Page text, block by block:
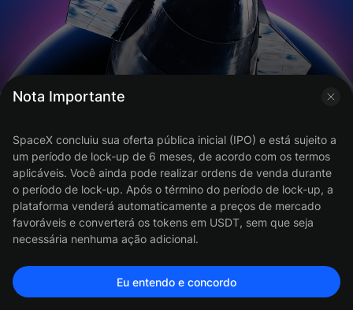
SpaceX Anthropic
Fique atento
Perplexity AI
privada de US$ 1,25 trilhão e almeja uma avaliação de US$ 2
trilhões. Com mais de 70% de participação no mercado global de
lançamentos espaciais comerciais e mais de 10 milhões de
Nota Importante
SpaceX concluiu sua oferta pública inicial (IPO) e está sujeito a
um período de lock-up de 6 meses, de acordo com os termos
aplicáveis. Você ainda pode realizar ordens de venda durante
o período de lock-up. Após o término do período de lock-up, a
plataforma venderá automaticamente a preços de mercado
favoráveis e converterá os tokens em USDT, sem que seja
necessária nenhuma ação adicional.
Eu entendo e concordo